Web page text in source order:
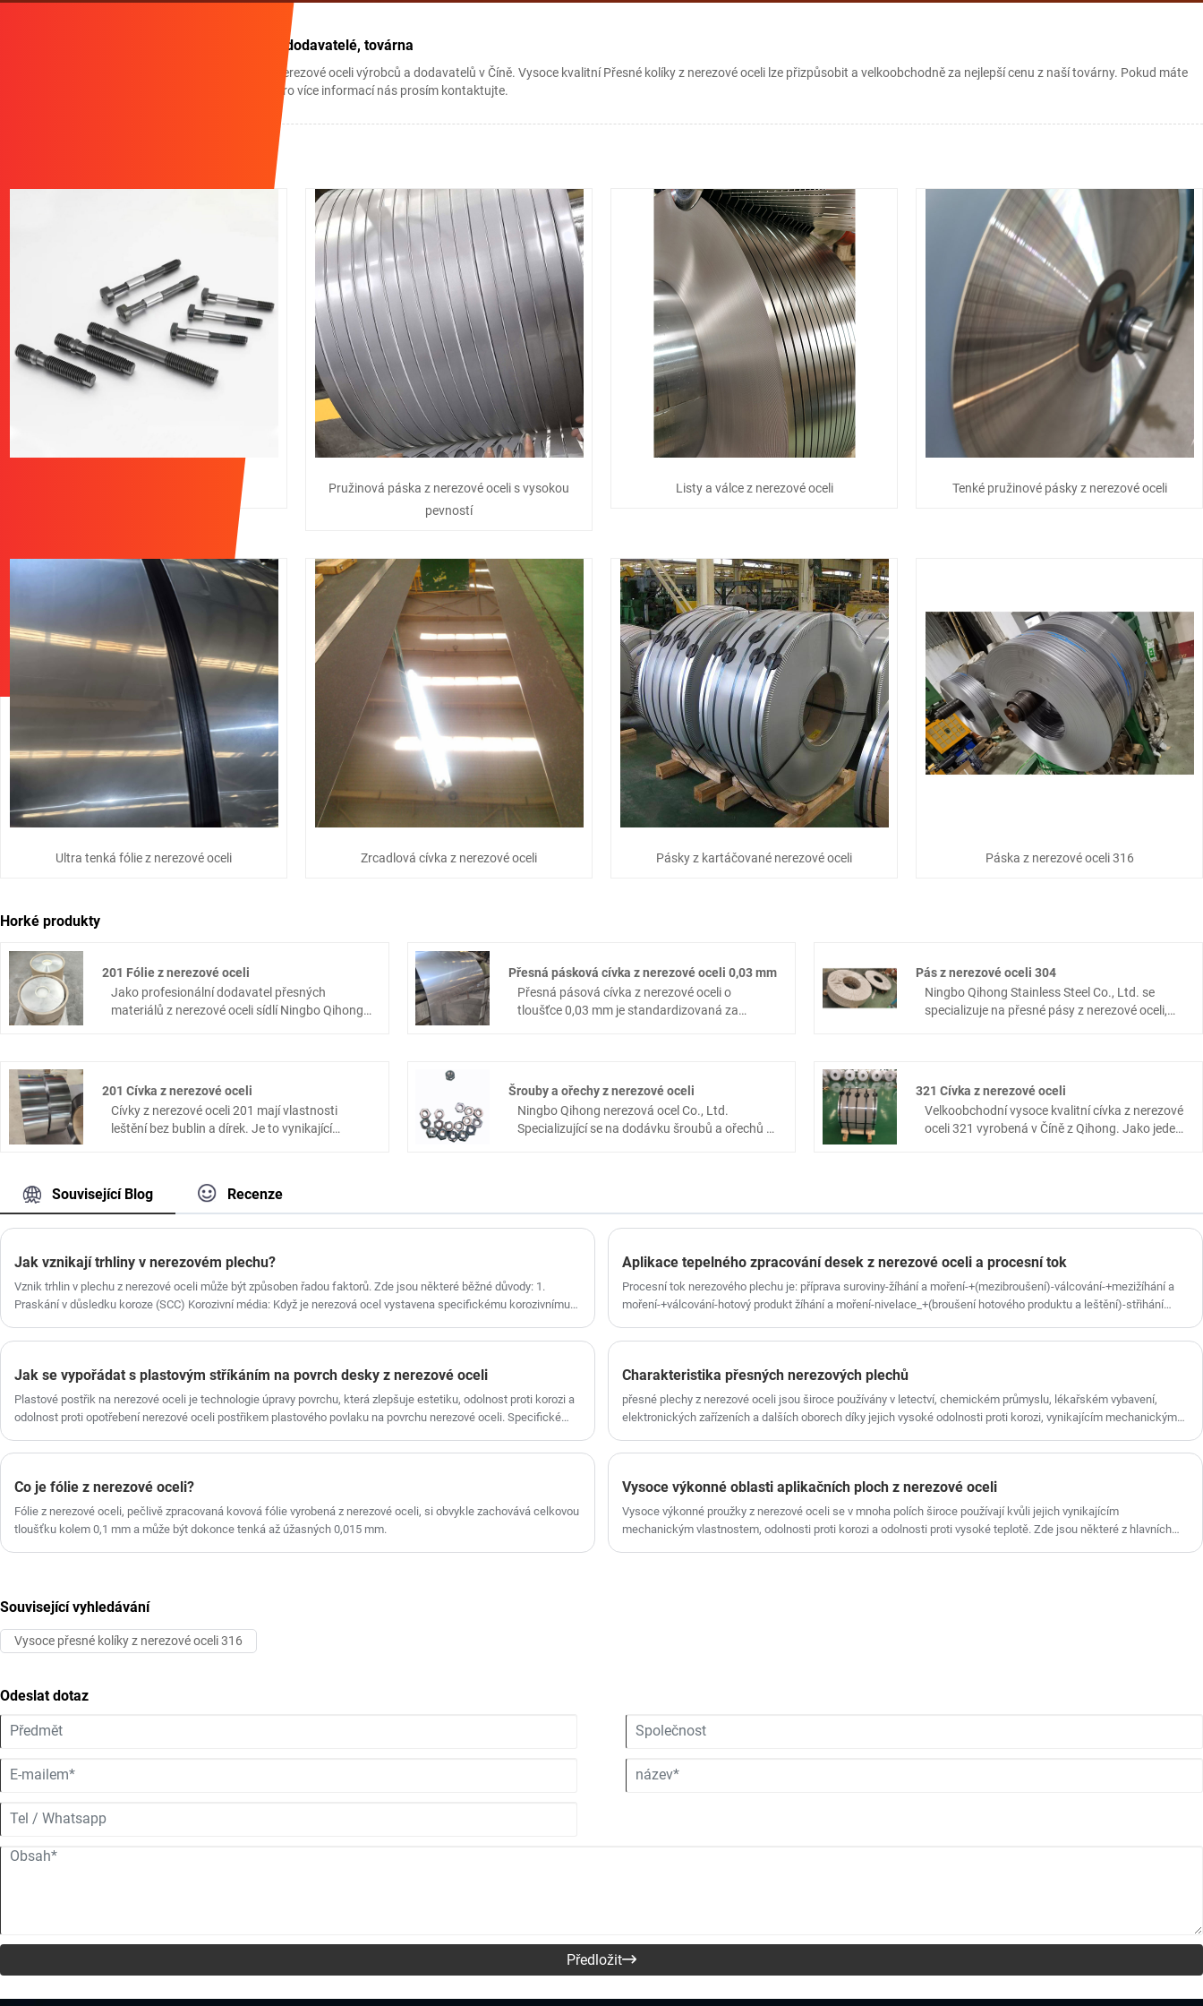
Čína Přesné kolíky z nerezové oceli výrobci, dodavatelé, továrna
Qihong je jedním z profesionálních Přesné kolíky z nerezové oceli výrobců a dodavatelů v Číně. Vysoce kvalitní Přesné kolíky z nerezové oceli lze přizpůsobit a velkoobchodně za nejlepší cenu z naší továrny. Pokud máte
zájem o naše levné Přesné kolíky z nerezové oceli. Pro více informací nás prosím kontaktujte.
Pružinová páska z nerezové oceli s vysokou
pevností
Listy a válce z nerezové oceli Tenké pružinové pásky z nerezové oceli
Ultra tenká fólie z nerezové oceli Zrcadlová cívka z nerezové oceli Pásky z kartáčované nerezové oceli Páska z nerezové oceli 316
Horké produkty
201 Fólie z nerezové oceli
Jako profesionální dodavatel přesných
materiálů z nerezové oceli sídlí Ningbo Qihong
technickým vybavením, vědeckým
managementem, profesionálními testovacími
nástroji a zkušeným týmem.
Přesná pásková cívka z nerezové oceli 0,03 mm
Přesná pásová cívka z nerezové oceli o
tloušťce 0,03 mm je standardizovaná za
tloušťkou 0,03 mm, rozměrovou tolerancí na
úrovni mikronů, jednotnou povrchovou
úpravou a stabilní odolností proti mechanické
profesionální proces detekce vad, který
pokrývá kompletní třídy nerezové oceli řady
200/300/400 včetně 201, 301, 304, 316L, 430
a 430. Vyrábí se ve standardizované továrně
na inteligentní zpracování kovů v Ningbo a
vyhovuje normám ISO pro průmyslové
testování kovů s ověřenými údaji o výkonu a
stabilitě sériové výroby. Jako důvěryhodný
profesionální výrobce zaměřující se na přesné
válcování nerezové oceli dodává Qihong
sledovatelné a testované cívkové produkty pro
špičkové průmyslové klienty v celé Číně a na
zámořských trzích. Tento článek třídí
parametry produktů, hlavní silné stránky,
často kladené dotazy a kvalifikaci značkových
služeb, což dokazuje spolehlivost společnosti
Qihong jako dlouhodobého dodavatele
průmyslových surovin pro podniky s precizní
Pás z nerezové oceli 304
Ningbo Qihong Stainless Steel Co., Ltd. se
specializuje na přesné pásy z nerezové oceli,
profesionálních zařízení z nerezové oceli.
Můžeme vybrat nejvhodnější nerezový materiál
podle vlastností aplikace zákazníka,
201 Cívka z nerezové oceli
Cívky z nerezové oceli 201 mají vlastnosti
leštění bez bublin a dírek. Je to vynikající
Qihong je profesionální dodavatel cívek z
nerezové oceli 201, máme vynikající kvalitu a
cenu, dodáváme také přizpůsobené služby,
partnerem v Číně.
Šrouby a ořechy z nerezové oceli
Ningbo Qihong nerezová ocel Co., Ltd.
Specializující se na dodávku šroubů a ořechů z
pokročilých technik a zkušeností v oblasti
vysoce přesných výrobků z nerezové oceli.
321 Cívka z nerezové oceli
Velkoobchodní vysoce kvalitní cívka z nerezové
oceli 321 vyrobená v Číně z Qihong. Jako jeden
nejprodávanějších produktů. Můžeme
specifikací a povrchů s dostatečnou zásobou a
vysokou kvalitou.
Související Blog Recenze
Jak vznikají trhliny v nerezovém plechu?
Vznik trhlin v plechu z nerezové oceli může být způsoben řadou faktorů. Zde jsou některé běžné důvody: 1.
Praskání v důsledku koroze (SCC) Korozivní média: Když je nerezová ocel vystavena specifickému korozivnímu
Materiály s větší pravděpodobností prasknou, když jsou pod napětím, zejména při vysoké teplotě nebo vysoké
Aplikace tepelného zpracování desek z nerezové oceli a procesní tok
Procesní tok nerezového plechu je: příprava suroviny-žíhání a moření-+(mezibroušení)-válcování-+mezižíhání a
moření-+válcování-hotový produkt žíhání a moření-nivelace_+(broušení hotového produktu a leštění)-střihání
Jak se vypořádat s plastovým stříkáním na povrch desky z nerezové oceli
Plastové postřik na nerezové oceli je technologie úpravy povrchu, která zlepšuje estetiku, odolnost proti korozi a
odolnost proti opotřebení nerezové oceli postřikem plastového povlaku na povrchu nerezové oceli. Specifické
musí být povrch desky z nerezové oceli důkladně vyčištěn a předem ošetřen, aby bylo zajištěno dobré přilnavosti
Charakteristika přesných nerezových plechů
přesné plechy z nerezové oceli jsou široce používány v letectví, chemickém průmyslu, lékařském vybavení,
elektronických zařízeních a dalších oborech díky jejich vysoké odolnosti proti korozi, vynikajícím mechanickým
Co je fólie z nerezové oceli?
Fólie z nerezové oceli, pečlivě zpracovaná kovová fólie vyrobená z nerezové oceli, si obvykle zachovává celkovou
tloušťku kolem 0,1 mm a může být dokonce tenká až úžasných 0,015 mm.
Vysoce výkonné oblasti aplikačních ploch z nerezové oceli
Vysoce výkonné proužky z nerezové oceli se v mnoha polích široce používají kvůli jejich vynikajícím
mechanickým vlastnostem, odolnosti proti korozi a odolnosti proti vysoké teplotě. Zde jsou některé z hlavních
Související vyhledávání
Vysoce přesné kolíky z nerezové oceli 316
Odeslat dotaz
Předložit